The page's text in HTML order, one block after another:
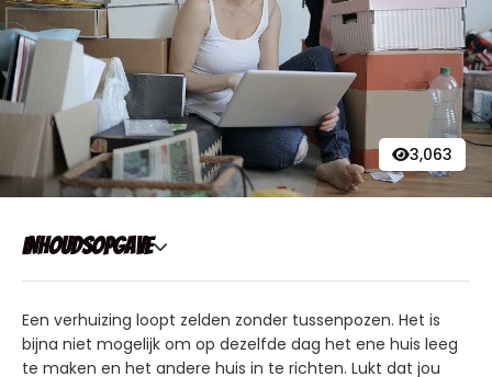
3,063
Inhoudsopgave
Een verhuizing loopt zelden zonder tussenpozen. Het is
bijna niet mogelijk om op dezelfde dag het ene huis leeg
te maken en het andere huis in te richten. Lukt dat jou